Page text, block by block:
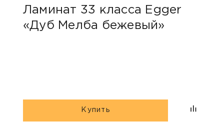
Ламинат 33 класса Egger
«Дуб Мелба бежевый»
Купить